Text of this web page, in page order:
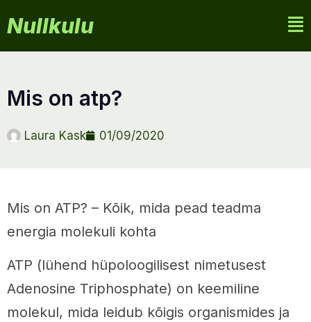
Nullkulu
mis on atp?
Laura Kask 01/09/2020
Mis on ATP? – Kõik, mida pead teadma
energia molekuli kohta
ATP (lühend hüpoloogilisest nimetusest
Adenosine Triphosphate) on keemiline
molekul, mida leidub kõigis organismides ja